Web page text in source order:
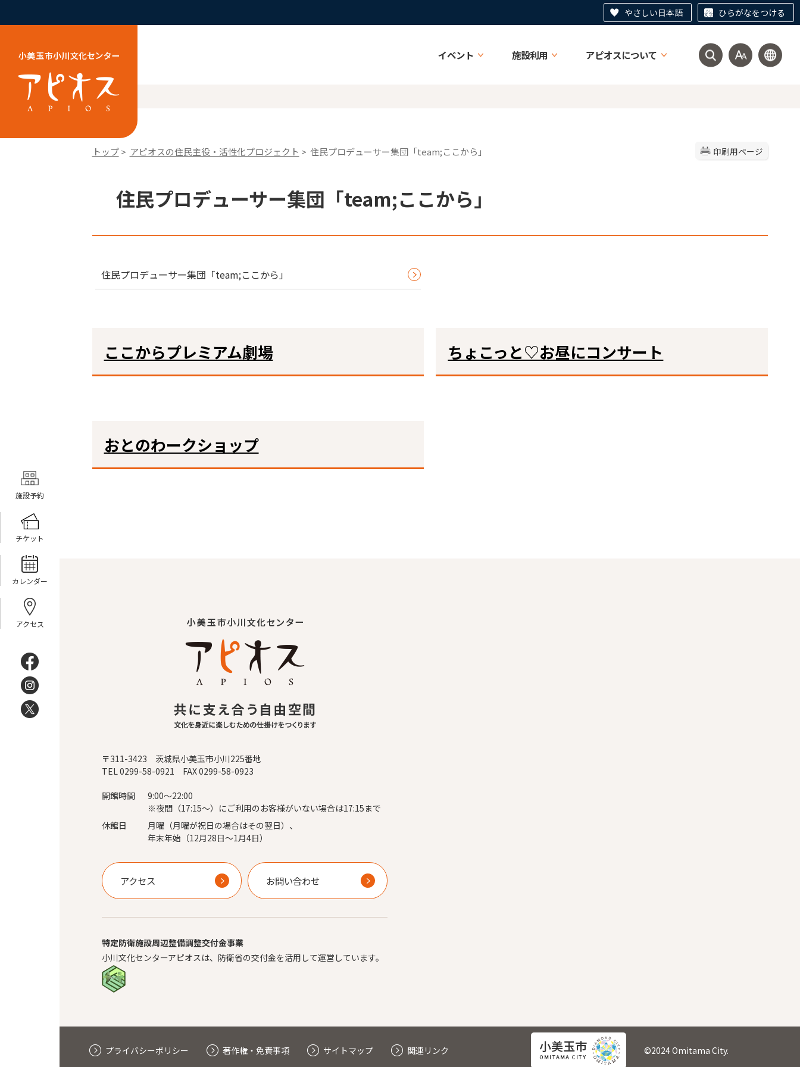
やさしい日本語 ひらがなをつける
イベント 施設利用 アピオスについて
施設予約
チケット
カレンダー
アクセス
印刷用ページ
トップ> アピオスの住民主役・活性化プロジェクト > 住民プロデューサー集団「team;ここから」
住民プロデューサー集団「team;ここから」
住民プロデューサー集団「team;ここから」
ここからプレミアム劇場 ちょこっと♡お昼にコンサート
おとのわークショップ
〒311-3423 茨城県小美玉市小川225番地
TEL 0299-58-0921 FAX 0299-58-0923
開館時間
9:00～22:00
※夜間（17:15～）にご利用のお客様がいない場合は17:15まで
休館日
月曜（月曜が祝日の場合はその翌日）、
年末年始（12月28日～1月4日）
アクセス お問い合わせ
特定防衛施設周辺整備調整交付金事業
小川文化センターアピオスは、防衛省の交付金を活用して運営しています。
プライバシーポリシー 著作権・免責事項 サイトマップ 関連リンク ©2024 Omitama City.